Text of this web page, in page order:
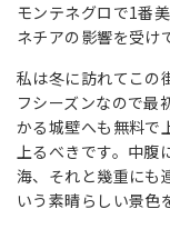
モンテネグロで1番
ネチアの影響を受け
私は冬に訪れてこの
フシーズンなので最
かる城壁へも無料で
上るべきです。中腹
海、それと幾重にも
いう素晴らしい景色